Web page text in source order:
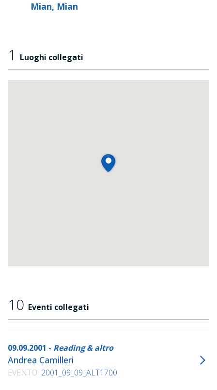
Mian, Mian
1 Luoghi collegati
10 Eventi collegati
09.09.2001 - Reading & altro
Andrea Camilleri
EVENTO 2001_09_09_ALT1700